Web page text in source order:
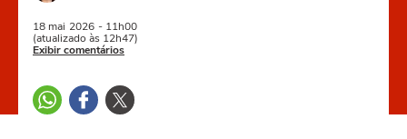
18 mai 2026 - 11h00
(atualizado às 12h47)
Exibir comentários